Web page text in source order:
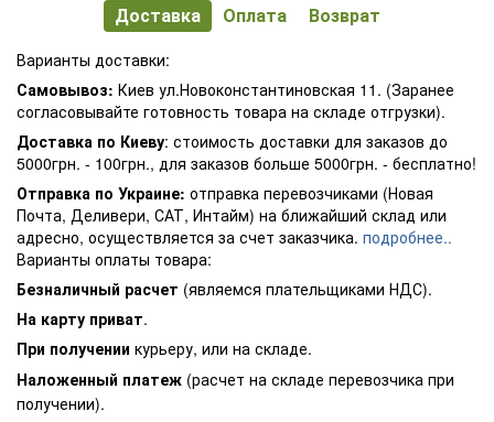
Доставка Оплата Возврат
Варианты доставки:
Самовывоз: Киев ул.Новоконстантиновская 11. (Заранее
согласовывайте готовность товара на складе отгрузки).
Доставка по Киеву: стоимость доставки для заказов до
5000грн. - 100грн., для заказов больше 5000грн. - бесплатно!
Отправка по Украине: отправка перевозчиками (Новая
Почта, Деливери, САТ, Интайм) на ближайший склад или
адресно, осуществляется за счет заказчика. подробнее..
Варианты оплаты товара:
Безналичный расчет (являемся плательщиками НДС).
На карту приват.
При получении курьеру, или на складе.
Наложенный платеж (расчет на складе перевозчика при
получении).